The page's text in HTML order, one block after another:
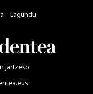
Lagundu
jartzeko: